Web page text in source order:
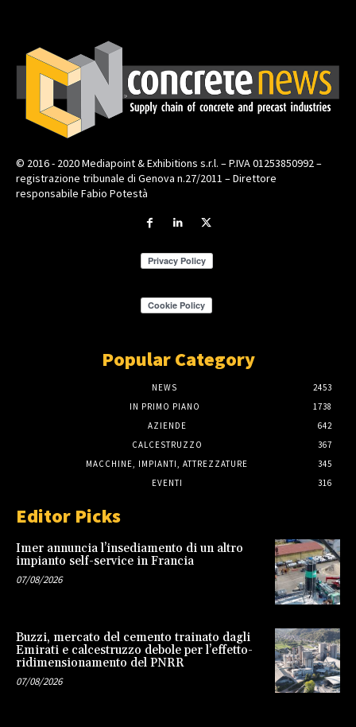
© 2016 - 2020 Mediapoint & Exhibitions s.r.l. – P.IVA 01253850992 –
registrazione tribunale di Genova n.27/2011 – Direttore
responsabile Fabio Potestà
Popular Category
NEWS
2453
IN PRIMO PIANO
1738
AZIENDE
642
CALCESTRUZZO
367
MACCHINE, IMPIANTI, ATTREZZATURE
345
EVENTI
316
Editor Picks
Imer annuncia l’insediamento di un altro
impianto self-service in Francia
07/08/2026
Buzzi, mercato del cemento trainato dagli
Emirati e calcestruzzo debole per l’effetto-
ridimensionamento del PNRR
07/08/2026